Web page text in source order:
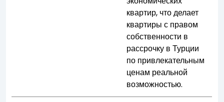
квартир, что делает
квартиры с правом
собственности в
рассрочку в Турции
по привлекательным
ценам реальной
возможностью.